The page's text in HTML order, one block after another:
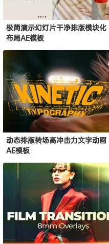
极简演示幻灯片干净排版模块化
布局AE模板
动态排版转场高冲击力文字动画
AE模板